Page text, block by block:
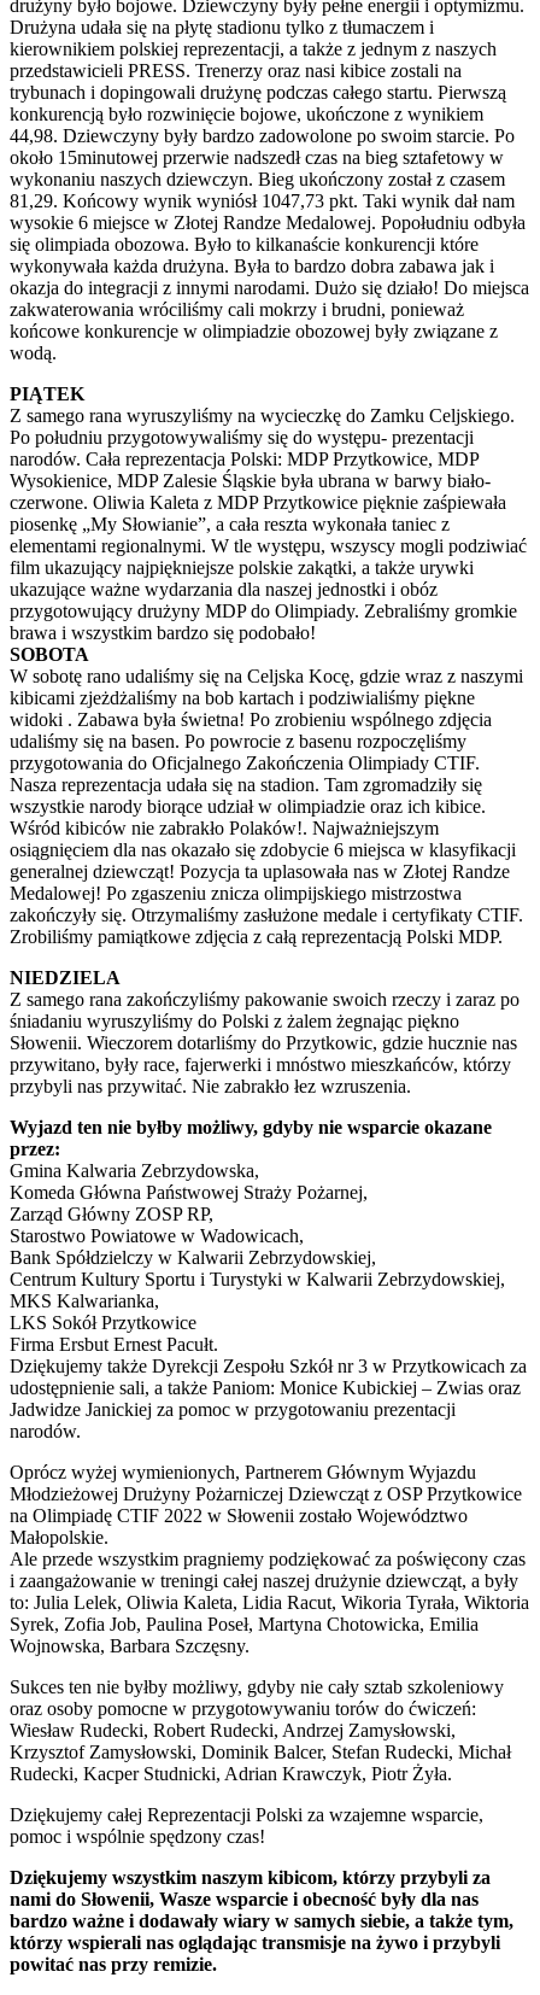
drużyny było bojowe. Dziewczyny były pełne energii i optymizmu.
Drużyna udała się na płytę stadionu tylko z tłumaczem i
kierownikiem polskiej reprezentacji, a także z jednym z naszych
przedstawicieli PRESS. Trenerzy oraz nasi kibice zostali na
trybunach i dopingowali drużynę podczas całego startu. Pierwszą
konkurencją było rozwinięcie bojowe, ukończone z wynikiem
44,98. Dziewczyny były bardzo zadowolone po swoim starcie. Po
około 15minutowej przerwie nadszedł czas na bieg sztafetowy w
wykonaniu naszych dziewczyn. Bieg ukończony został z czasem
81,29. Końcowy wynik wyniósł 1047,73 pkt. Taki wynik dał nam
wysokie 6 miejsce w Złotej Randze Medalowej. Popołudniu odbyła
się olimpiada obozowa. Było to kilkanaście konkurencji które
wykonywała każda drużyna. Była to bardzo dobra zabawa jak i
okazja do integracji z innymi narodami. Dużo się działo! Do miejsca
zakwaterowania wróciliśmy cali mokrzy i brudni, ponieważ
końcowe konkurencje w olimpiadzie obozowej były związane z
wodą.
PIĄTEK
Z samego rana wyruszyliśmy na wycieczkę do Zamku Celjskiego.
Po południu przygotowywaliśmy się do występu- prezentacji
narodów. Cała reprezentacja Polski: MDP Przytkowice, MDP
Wysokienice, MDP Zalesie Śląskie była ubrana w barwy biało-
czerwone. Oliwia Kaleta z MDP Przytkowice pięknie zaśpiewała
piosenkę „My Słowianie”, a cała reszta wykonała taniec z
elementami regionalnymi. W tle występu, wszyscy mogli podziwiać
film ukazujący najpiękniejsze polskie zakątki, a także urywki
ukazujące ważne wydarzania dla naszej jednostki i obóz
przygotowujący drużyny MDP do Olimpiady. Zebraliśmy gromkie
brawa i wszystkim bardzo się podobało!
SOBOTA
W sobotę rano udaliśmy się na Celjska Kocę, gdzie wraz z naszymi
kibicami zjeżdżaliśmy na bob kartach i podziwialiśmy piękne
widoki . Zabawa była świetna! Po zrobieniu wspólnego zdjęcia
udaliśmy się na basen. Po powrocie z basenu rozpoczęliśmy
przygotowania do Oficjalnego Zakończenia Olimpiady CTIF.
Nasza reprezentacja udała się na stadion. Tam zgromadziły się
wszystkie narody biorące udział w olimpiadzie oraz ich kibice.
Wśród kibiców nie zabrakło Polaków!. Najważniejszym
osiągnięciem dla nas okazało się zdobycie 6 miejsca w klasyfikacji
generalnej dziewcząt! Pozycja ta uplasowała nas w Złotej Randze
Medalowej! Po zgaszeniu znicza olimpijskiego mistrzostwa
zakończyły się. Otrzymaliśmy zasłużone medale i certyfikaty CTIF.
Zrobiliśmy pamiątkowe zdjęcia z całą reprezentacją Polski MDP.
NIEDZIELA
Z samego rana zakończyliśmy pakowanie swoich rzeczy i zaraz po
śniadaniu wyruszyliśmy do Polski z żalem żegnając piękno
Słowenii. Wieczorem dotarliśmy do Przytkowic, gdzie hucznie nas
przywitano, były race, fajerwerki i mnóstwo mieszkańców, którzy
przybyli nas przywitać. Nie zabrakło łez wzruszenia.
Wyjazd ten nie byłby możliwy, gdyby nie wsparcie okazane
przez:
Gmina Kalwaria Zebrzydowska,
Komeda Główna Państwowej Straży Pożarnej,
Zarząd Główny ZOSP RP,
Starostwo Powiatowe w Wadowicach,
Bank Spółdzielczy w Kalwarii Zebrzydowskiej,
Centrum Kultury Sportu i Turystyki w Kalwarii Zebrzydowskiej,
MKS Kalwarianka,
LKS Sokół Przytkowice
Firma Ersbut Ernest Pacułt.
Dziękujemy także Dyrekcji Zespołu Szkół nr 3 w Przytkowicach za
udostępnienie sali, a także Paniom: Monice Kubickiej – Zwias oraz
Jadwidze Janickiej za pomoc w przygotowaniu prezentacji
narodów.
Oprócz wyżej wymienionych, Partnerem Głównym Wyjazdu
Młodzieżowej Drużyny Pożarniczej Dziewcząt z OSP Przytkowice
na Olimpiadę CTIF 2022 w Słowenii zostało Województwo
Małopolskie.
Ale przede wszystkim pragniemy podziękować za poświęcony czas
i zaangażowanie w treningi całej naszej drużynie dziewcząt, a były
to: Julia Lelek, Oliwia Kaleta, Lidia Racut, Wikoria Tyrała, Wiktoria
Syrek, Zofia Job, Paulina Poseł, Martyna Chotowicka, Emilia
Wojnowska, Barbara Szczęsny.
Sukces ten nie byłby możliwy, gdyby nie cały sztab szkoleniowy
oraz osoby pomocne w przygotowywaniu torów do ćwiczeń:
Wiesław Rudecki, Robert Rudecki, Andrzej Zamysłowski,
Krzysztof Zamysłowski, Dominik Balcer, Stefan Rudecki, Michał
Rudecki, Kacper Studnicki, Adrian Krawczyk, Piotr Żyła.
Dziękujemy całej Reprezentacji Polski za wzajemne wsparcie,
pomoc i wspólnie spędzony czas!
Dziękujemy wszystkim naszym kibicom, którzy przybyli za
nami do Słowenii, Wasze wsparcie i obecność były dla nas
bardzo ważne i dodawały wiary w samych siebie, a także tym,
którzy wspierali nas oglądając transmisje na żywo i przybyli
powitać nas przy remizie.